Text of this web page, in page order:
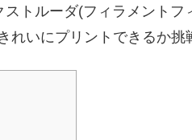
トルーダ(フィラメント
れいにプリントできるか挑